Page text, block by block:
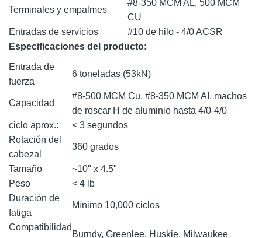
Terminales y empalmes
#8-350 MCM AL, 500 MCM
CU
Entradas de servicios
#10 de hilo - 4/0 ACSR
Especificaciones del producto:
Entrada de
fuerza
6 toneladas (53kN)
Capacidad
#8-500 MCM Cu, #8-350 MCM AI, machos
de roscar H de aluminio hasta 4/0-4/0
ciclo aprox.:
< 3 segundos
Rotación del
cabezal
360 grados
Tamaño
~10" x 4.5"
Peso
< 4 lb
Duración de
fatiga
Mínimo 10,000 ciclos
Compatibilidad
Burndy, Greenlee, Huskie, Milwaukee